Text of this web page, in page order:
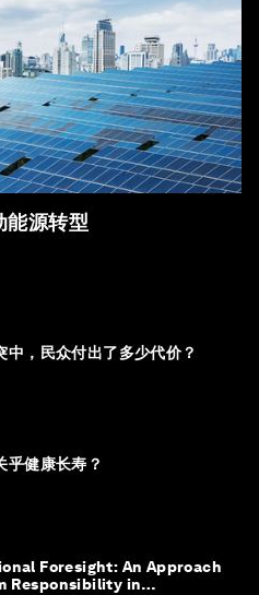
能源转型
中，民众付出了多少代价？
乎健康长寿？
Foresight: An Approach
Responsibility in